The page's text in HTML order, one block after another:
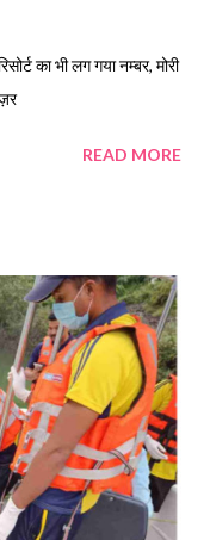
का भी लग गया नम्बर, मोरी
READ MORE